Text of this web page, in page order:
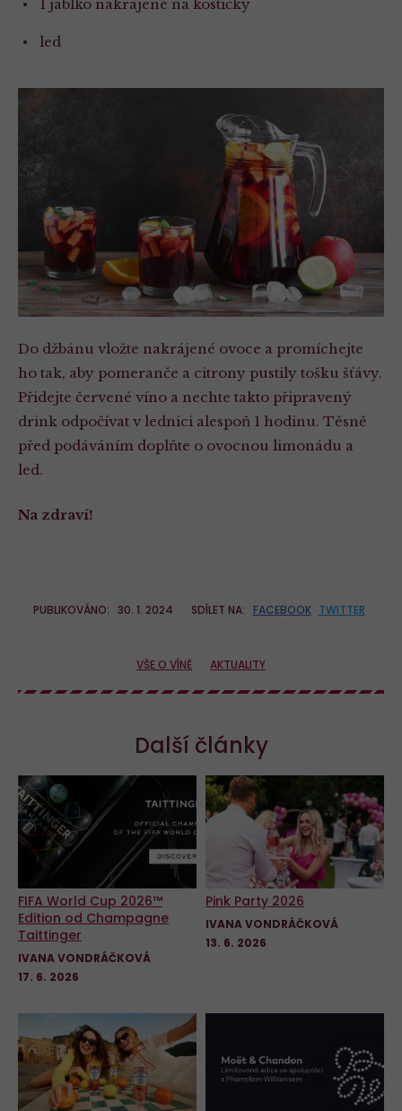
1 jablko nakrájené na kostičky
led
Do džbánu vložte nakrájené ovoce a promíchejte
ho tak, aby pomeranče a citrony pustily tošku šťávy.
Přidejte červené víno a nechte takto připravený
drink odpočívat v lednici alespoň 1 hodinu. Těsně
před podáváním doplňte o ovocnou limonádu a
led.
Na zdraví!
PUBLIKOVÁNO: 30. 1. 2024 SDÍLET NA: FACEBOOK TWITTER
VŠE O VÍNĚ AKTUALITY
Další články
FIFA World Cup 2026™
Edition od Champagne
Taittinger
IVANA VONDRÁČKOVÁ
17. 6. 2026
Pink Party 2026
IVANA VONDRÁČKOVÁ
13. 6. 2026